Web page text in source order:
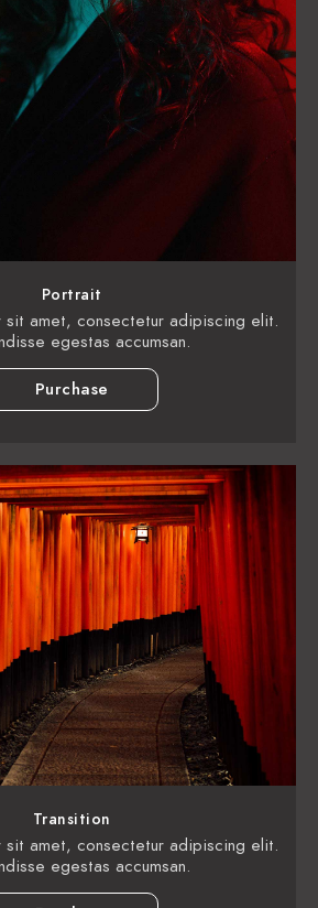
Portrait
sit amet, consectetur adipiscing elit.
egestas accumsan.
Purchase
Transition
sit amet, consectetur adipiscing elit.
egestas accumsan.